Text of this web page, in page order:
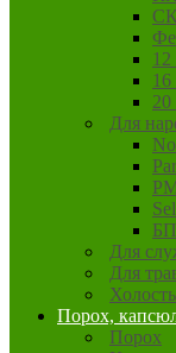
20
Для
Для
Для
Порох,
Порох